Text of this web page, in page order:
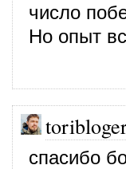
число
Но опыт
спасибо